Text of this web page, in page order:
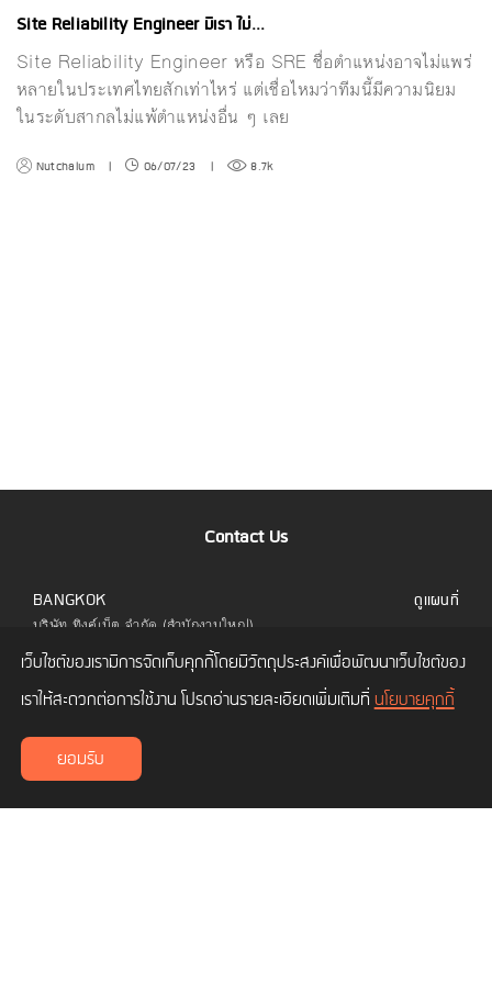
Site Reliability Engineer มีเรา ไม่...
Site Reliability Engineer หรือ SRE ชื่อตำแหน่งอาจไม่แพร่
หลายในประเทศไทยสักเท่าไหร่ แต่เชื่อไหมว่าทีมนี้มีความนิยม
ในระดับสากลไม่แพ้ตำแหน่งอื่น ๆ เลย
Nutchalum | 06/07/23 | 8.7k
Contact Us
BANGKOK
บริษัท ทิงค์เน็ต จำกัด (สำนักงานใหญ่)
323 อาคารยูไนเต็ดเซ็นเตอร์ ชั้น 6 ห้อง 601 ถนน
สีลม แขวงสีลม เขตบางรัก กทม. 10500
โทร. 02 480 9990
ดูแผนที่
CHIANG MAI
บริษัท ทิงค์เน็ต จำกัด (สาขาเชียงใหม่)
เว็บไซต์ของเรามีการจัดเก็บคุกกี้โดยมีวัตถุประสงค์เพื่อพัฒนาเว็บไซต์ของ
เราให้สะดวกต่อการใช้งาน โปรดอ่านรายละเอียดเพิ่มเติมที่ นโยบายคุกกี้
ยอมรับ